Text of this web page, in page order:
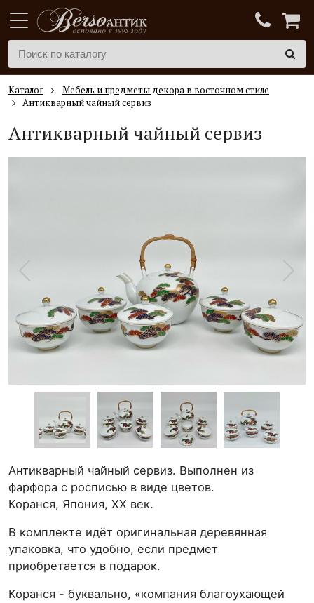
Каталог
Мебель и предметы декора в восточном стиле
Антикварный чайный сервиз
Антикварный чайный сервиз
Антикварный чайный сервиз. Выполнен из
фарфора с росписью в виде цветов.
Коранся, Япония, ХХ век.
В комплекте идёт оригинальная деревянная
упаковка, что удобно, если предмет
приобретается в подарок.
Коранся - буквально, «компания благоухающей